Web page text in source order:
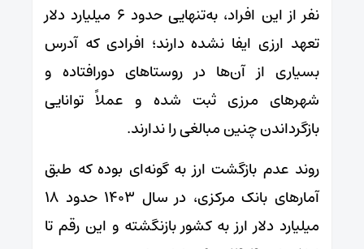
نفر از این افراد، به‌تنهایی حدود ۶ میلیارد دلار
تعهد ارزی ایفا نشده دارند؛ افرادی که آدرس
بسیاری از آن‌ها در روستاهای دورافتاده و
شهرهای مرزی ثبت شده و عملاً توانایی
بازگرداندن چنین مبالغی را ندارند.
روند عدم بازگشت ارز به گونه‌ای بوده که طبق
آمارهای بانک مرکزی، در سال ۱۴۰۳ حدود ۱۸
میلیارد دلار ارز به کشور بازنگشته و این رقم تا